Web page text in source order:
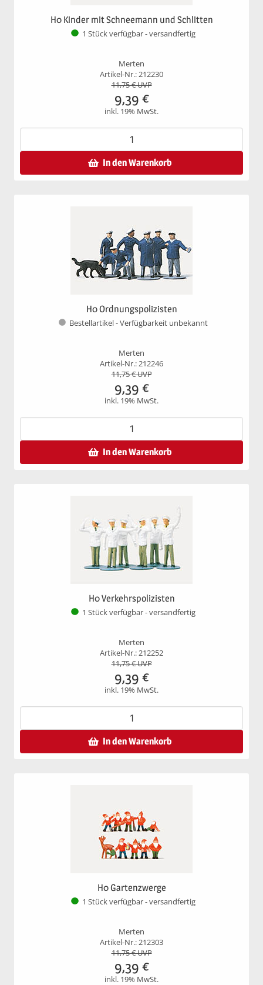
H0 Kinder mit Schneemann und Schlitten
1 Stück verfügbar - versandfertig
Merten
Artikel-Nr.: 212230
11,75€ UVP
9,39 €
inkl. 19% MwSt.
In den Warenkorb
H0 Ordnungspolizisten
Bestellartikel - Verfügbarkeit unbekannt
Merten
Artikel-Nr.: 212246
11,75€ UVP
9,39 €
inkl. 19% MwSt.
In den Warenkorb
H0 Verkehrspolizisten
1 Stück verfügbar - versandfertig
Merten
Artikel-Nr.: 212252
11,75€ UVP
9,39 €
inkl. 19% MwSt.
In den Warenkorb
H0 Gartenzwerge
1 Stück verfügbar - versandfertig
Merten
Artikel-Nr.: 212303
11,75€ UVP
9,39 €
inkl. 19% MwSt.